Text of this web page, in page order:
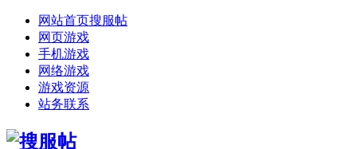
网站首页搜服帖
网页游戏
手机游戏
网络游戏
游戏资源
站务联系